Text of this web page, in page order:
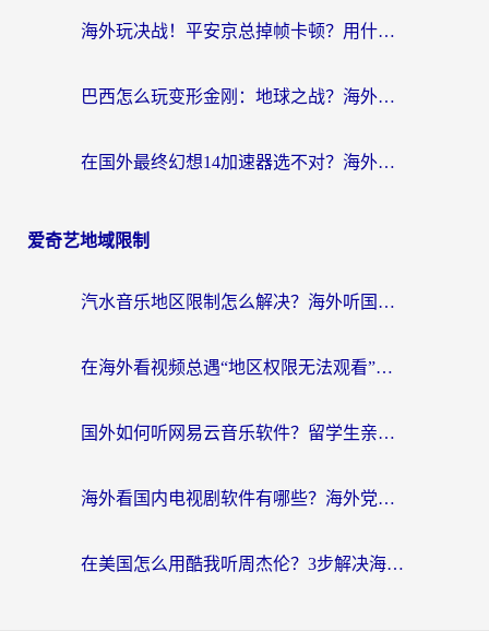
海外玩决战！平安京总掉帧卡顿？用什么加速器比较好？实测指南来了
巴西怎么玩变形金刚：地球之战？海外玩家国服游戏加速终极指南（附新诛仙延迟密室逃脱18解决办法）
在国外最终幻想14加速器选不对？海外玩家的国服游戏加速避坑指南
爱奇艺地域限制
汽水音乐地区限制怎么解决？海外听国内音乐的实用指南来了
在海外看视频总遇“地区权限无法观看”？这篇攻略帮你轻松解锁国内影视动漫
国外如何听网易云音乐软件？留学生亲测有效的回国加速方案
海外看国内电视剧软件有哪些？海外党专属追剧指南来了
在美国怎么用酷我听周杰伦？3步解决海外听歌地域限制，附QQ音乐网易云通用技巧